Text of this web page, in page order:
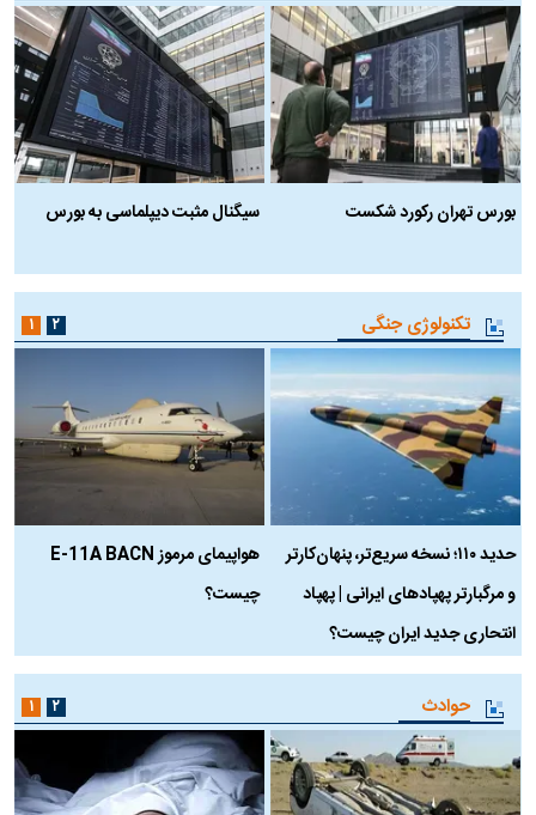
بورس تهران رکورد شکست
سیگنال مثبت دیپلماسی به بورس
تکنولوژی جنگی
حدید ۱۱۰؛ نسخه سریع‌تر، پنهان‌کارتر
و مرگبارتر پهپادهای ایرانی | پهپاد
انتحاری جدید ایران چیست؟
هواپیمای مرموز E-11A BACN
چیست؟
۱ ۲
حوادث ۱ ۲